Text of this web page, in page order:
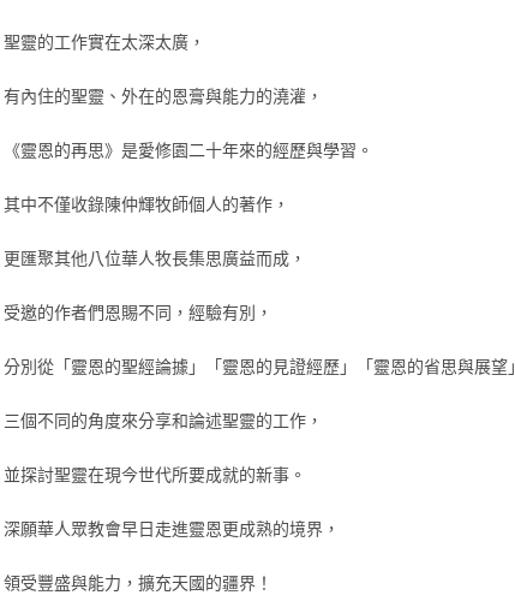
聖靈的工作實在太深太廣，
有內住的聖靈、外在的恩膏與能力的澆灌，
《靈恩的再思》是愛修園二十年來的經歷與學習。
其中不僅收錄陳仲輝牧師個人的著作，
更匯聚其他八位華人牧長集思廣益而成，
受邀的作者們恩賜不同，經驗有別，
分別從「靈恩的聖經論據」「靈恩的見證經歷」「靈恩的省思與展望」
三個不同的角度來分享和論述聖靈的工作，
並探討聖靈在現今世代所要成就的新事。
深願華人眾教會早日走進靈恩更成熟的境界，
領受豐盛與能力，擴充天國的疆界！